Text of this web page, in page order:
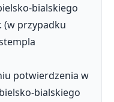
bialskiego
(w przypadku
potwierdzenia w
bialskiego